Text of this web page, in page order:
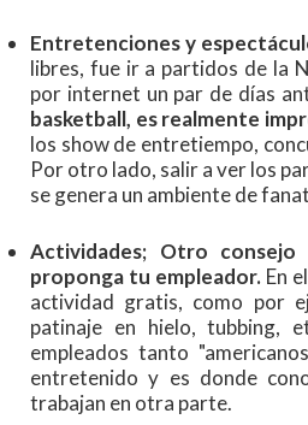
Entretenciones y
libres, fue ir a partidos de la
por internet un par de días
basketball, es realmente
los show de entretiempo,
Por otro lado, salir a ver los
se genera un ambiente de
Actividades; Otro
proponga tu empleador.En
actividad gratis, como por
patinaje en hielo, tubbing,
empleados tanto
entretenido y es donde
trabajan en otra parte.